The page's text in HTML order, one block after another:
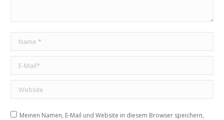
Name *
E-Mail *
Website
Meinen Namen, E-Mail und Website in diesem Browser speichern,